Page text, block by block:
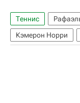
Теннис
Кэмерон Норри